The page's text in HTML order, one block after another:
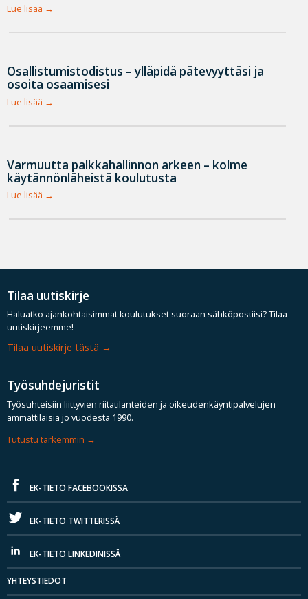
Lue lisää
Osallistumistodistus – ylläpidä pätevyyttäsi ja
osoita osaamisesi
Lue lisää
Varmuutta palkkahallinnon arkeen – kolme
käytännönläheistä koulutusta
Lue lisää
Tilaa uutiskirje
Haluatko ajankohtaisimmat koulutukset suoraan sähköpostiisi? Tilaa
uutiskirjeemme!
Tilaa uutiskirje tästä
Työsuhdejuristit
Työsuhteisiin liittyvien riitatilanteiden ja oikeudenkäyntipalvelujen
ammattilaisia jo vuodesta 1990.
Tutustu tarkemmin
EK-TIETO FACEBOOKISSA
EK-TIETO TWITTERISSÄ
EK-TIETO LINKEDINISSÄ
YHTEYSTIEDOT